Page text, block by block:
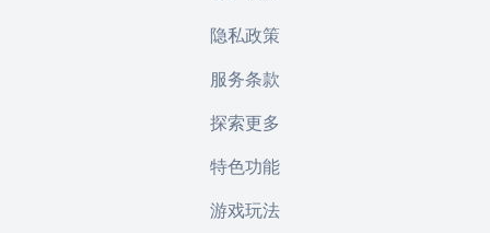
隐私政策
服务条款
探索更多
特色功能
游戏玩法